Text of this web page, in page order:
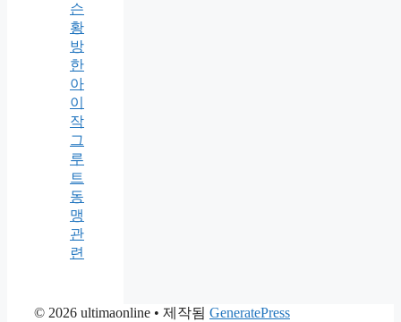
슨
황
방
한
아
이
작
그
루
트
동
맹
관
련
© 2026 ultimaonline • 제작됨 GeneratePress